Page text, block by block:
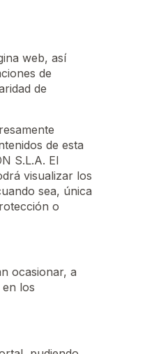
web, así
de
de
de esta
S.L.A. El
visualizar los
sea, única
o
ocasionar, a
los